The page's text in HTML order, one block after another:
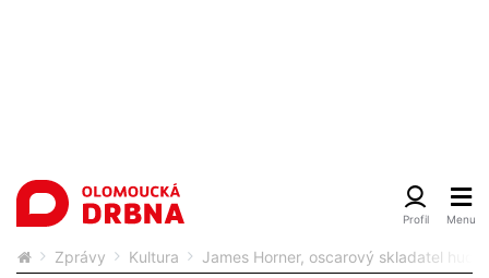
Zprávy Kultura James Horner, oscarový skladatel